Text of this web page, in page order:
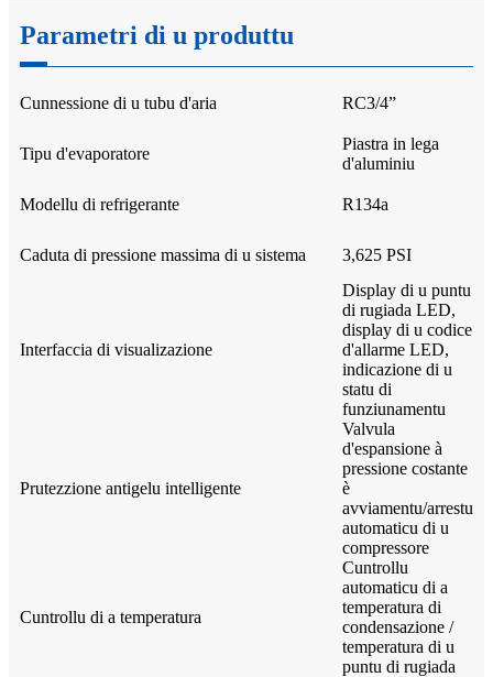
Parametri di u produttu
Cunnessione di u tubu d'aria RC3/4”
Tipu d'evaporatore
Piastra in lega
d'aluminiu
Modellu di refrigerante R134a
Caduta di pressione massima di u sistema 3,625 PSI
Interfaccia di visualizazione
Display di u puntu
di rugiada LED,
display di u codice
d'allarme LED,
indicazione di u
statu di
funziunamentu
Prutezzione antigelu intelligente
Valvula
d'espansione à
pressione costante
è
avviamentu/arrestu
automaticu di u
compressore
Cuntrollu di a temperatura
Cuntrollu
automaticu di a
temperatura di
condensazione /
temperatura di u
puntu di rugiada